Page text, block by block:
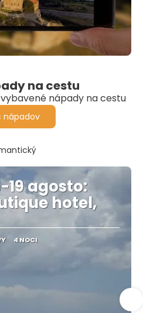
na cestu
nápady na cestu
nápadov
19 agosto:
hotel,
4 NOCI